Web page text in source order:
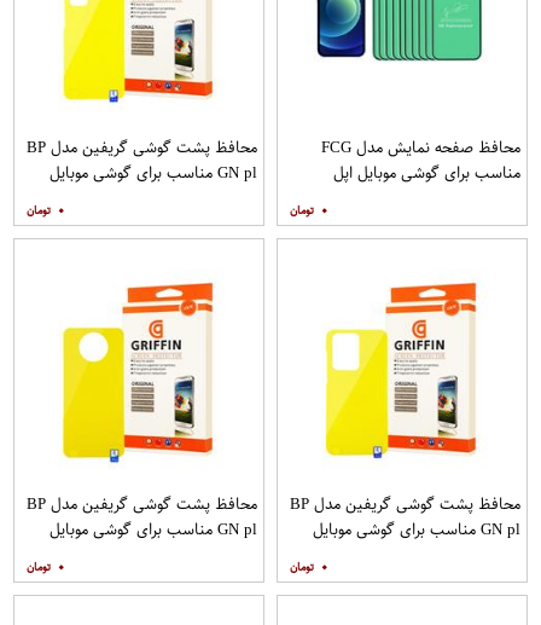
محافظ صفحه نمایش مدل FCG
مناسب برای گوشی موبایل اپل
۰
محافظ پشت گوشی گریفین مدل BP
GN pl مناسب برای گوشی موبایل
۰
محافظ پشت گوشی گریفین مدل BP
GN pl مناسب برای گوشی موبایل
۰
محافظ پشت گوشی گریفین مدل BP
GN pl مناسب برای گوشی موبایل
۰